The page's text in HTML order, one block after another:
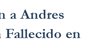
a Andres
Fallecido en